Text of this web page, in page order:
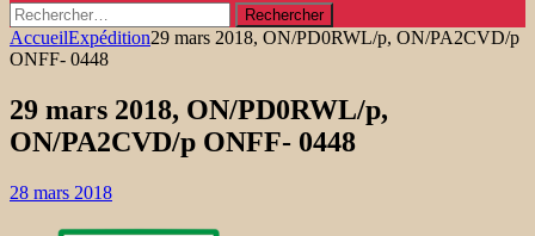
Rechercher :
AccueilExpédition29 mars 2018, ON/PD0RWL/p, ON/PA2CVD/p
ONFF- 0448
29 mars 2018, ON/PD0RWL/p,
ON/PA2CVD/p ONFF- 0448
28 mars 2018